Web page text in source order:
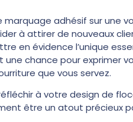
adhésif sur une
à attirer de nouveaux
en évidence l’unique
une chance pour exprimer
que vous servez.
à votre design de
être un atout précieux